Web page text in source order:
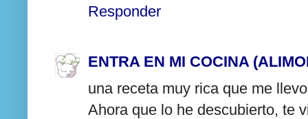
Responder
ENTRA EN MI COCINA
una receta muy rica que me
Ahora que lo he descubierto, te